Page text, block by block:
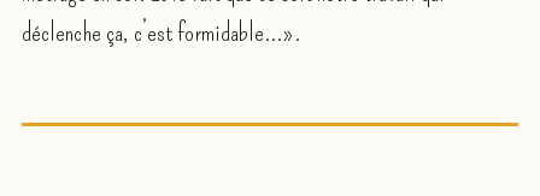
déclenche ça, c’est formidable...».